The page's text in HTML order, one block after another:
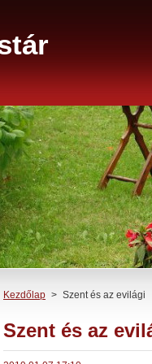
Kezdőlap > Szent és az evilági
Szent és az